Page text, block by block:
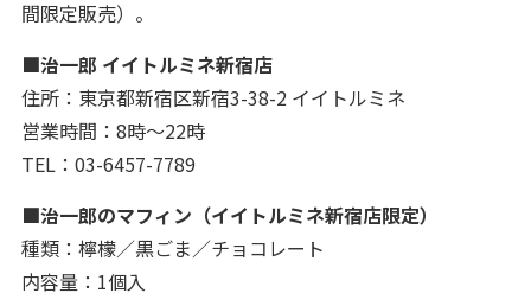
間限定販売）。
■治一郎 イイトルミネ新宿店
住所：東京都新宿区新宿3-38-2 イイトルミネ
営業時間：8時～22時
TEL：03-6457-7789
■治一郎のマフィン（イイトルミネ新宿店限定）
種類：檸檬／黒ごま／チョコレート
内容量：1個入